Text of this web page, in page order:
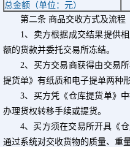
总金额（单位：元）
第二条 商品交收方式及流程
1、卖方根据成交结果提供
额的货款并委托交易所冻结。
2、买方交易商获得由交易
提货单》有纸质和电子提单两种
3、买方凭《仓库提货单》
办理货权转移手续或提货。
4、买方须在交易所开具《
通过系统对交收货物的质量、重